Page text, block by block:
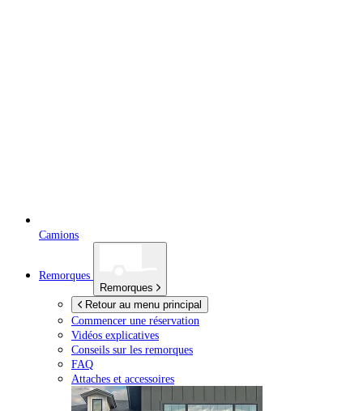
Camions
Remorques
Remorques
Retour au menu principal
Commencer une réservation
Vidéos explicatives
Conseils sur les remorques
FAQ
Attaches et accessoires